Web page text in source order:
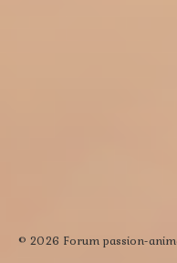
© 2026 Forum passion-